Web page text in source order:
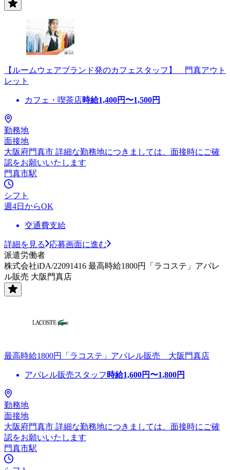
【ルームウェアブランド発のカフェスタッフ】 門真アウト
レット
カフェ・喫茶店時給1,400円〜1,500円
勤務地
面接地
大阪府門真市 詳細な勤務地につきましては、面接時にご確
認をお願いいたします
門真市駅
シフト
週4日からOK
交通費支給
詳細を見る
応募画面に進む
派遣労働者
株式会社iDA/22091416 最高時給1800円「ラコステ」アパレ
ル販売 大阪門真店
最高時給1800円「ラコステ」アパレル販売 大阪門真店
アパレル販売スタッフ 時給1,600円〜1,800円
勤務地
面接地
大阪府門真市 詳細な勤務地につきましては、面接時にご確
認をお願いいたします
門真市駅